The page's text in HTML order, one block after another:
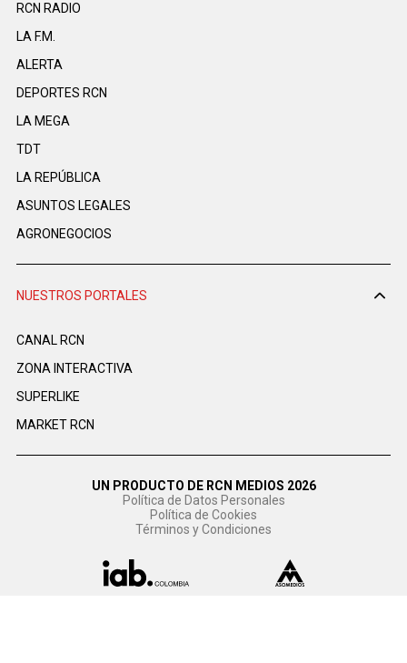
RCN RADIO
LA F.M.
ALERTA
DEPORTES RCN
LA MEGA
TDT
LA REPÚBLICA
ASUNTOS LEGALES
AGRONEGOCIOS
NUESTROS PORTALES
CANAL RCN
ZONA INTERACTIVA
SUPERLIKE
MARKET RCN
UN PRODUCTO DE RCN MEDIOS 2026
Política de Datos Personales
Política de Cookies
Términos y Condiciones